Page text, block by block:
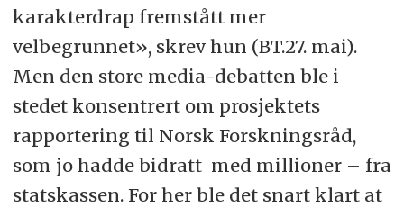
karakterdrap fremstått mer
velbegrunnet», skrev hun (BT.27. mai).
Men den store media-debatten ble i
stedet konsentrert om prosjektets
rapportering til Norsk Forskningsråd,
som jo hadde bidratt med millioner – fra
statskassen. For her ble det snart klart at